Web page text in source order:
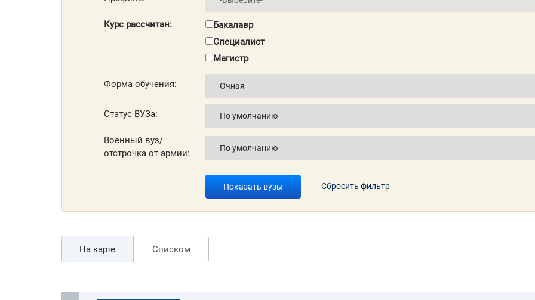
Курс рассчитан:
Бакалавр
Специалист
Магистр
Форма обучения:
Статус ВУЗа:
Военный вуз/
отстрочка от армии:
Показать вузы Сбросить фильтр
На карте Списком